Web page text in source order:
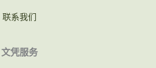
联系我们
文凭服务